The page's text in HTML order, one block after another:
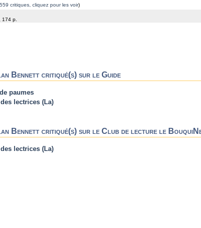
559 critiques, cliquez pour les voir)
174 p.
Bennett critiqué(s) sur le Guide
paumes
lectrices (La)
Bennett critiqué(s) sur le Club de lecture le
lectrices (La)